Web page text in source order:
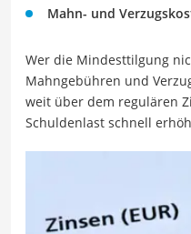
Mahn- und
Wer die Mindesttilgung
Mahngebühren und
weit über dem regulären
Schuldenlast schnell